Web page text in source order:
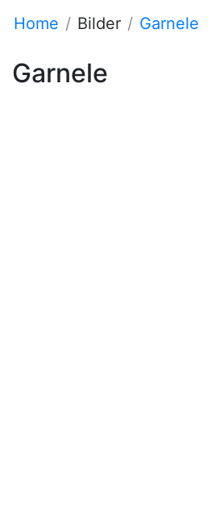
Home Bilder Garnele
Garnele